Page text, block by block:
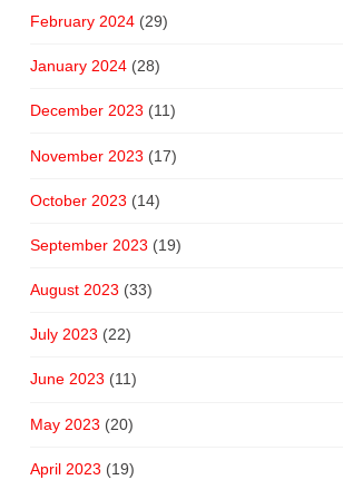
February 2024(29)
January 2024(28)
December 2023 (11)
November 2023 (17)
October 2023 (14)
September 2023 (19)
August 2023 (33)
July 2023 (22)
June 2023 (11)
May 2023 (20)
April 2023 (19)